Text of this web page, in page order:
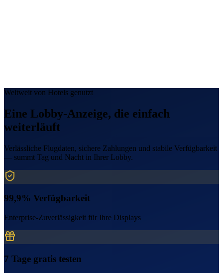
Weltweit von Hotels genutzt
Eine Lobby-Anzeige, die einfach
weiterläuft
Verlässliche Flugdaten, sichere Zahlungen und stabile Verfügbarkeit
— summt Tag und Nacht in Ihrer Lobby.
99,9% Verfügbarkeit
Enterprise-Zuverlässigkeit für Ihre Displays
7 Tage gratis testen